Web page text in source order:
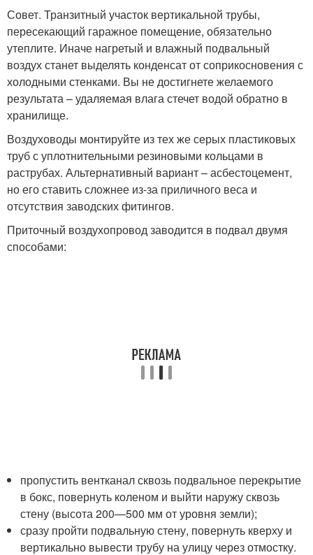
Совет. Транзитный участок вертикальной трубы,
пересекающий гаражное помещение, обязательно
утеплите. Иначе нагретый и влажный подвальный
воздух станет выделять конденсат от соприкосновения с
холодными стенками. Вы не достигнете желаемого
результата – удаляемая влага стечет водой обратно в
хранилище.
Воздуховоды монтируйте из тех же серых пластиковых
труб с уплотнительными резиновыми кольцами в
раструбах. Альтернативный вариант – асбестоцемент,
но его ставить сложнее из-за приличного веса и
отсутствия заводских фитингов.
Приточный воздухопровод заводится в подвал двумя
способами:
пропустить вентканал сквозь подвальное перекрытие
в бокс, повернуть коленом и выйти наружу сквозь
стену (высота 200—500 мм от уровня земли);
сразу пройти подвальную стену, повернуть кверху и
вертикально вывести трубу на улицу через отмостку.